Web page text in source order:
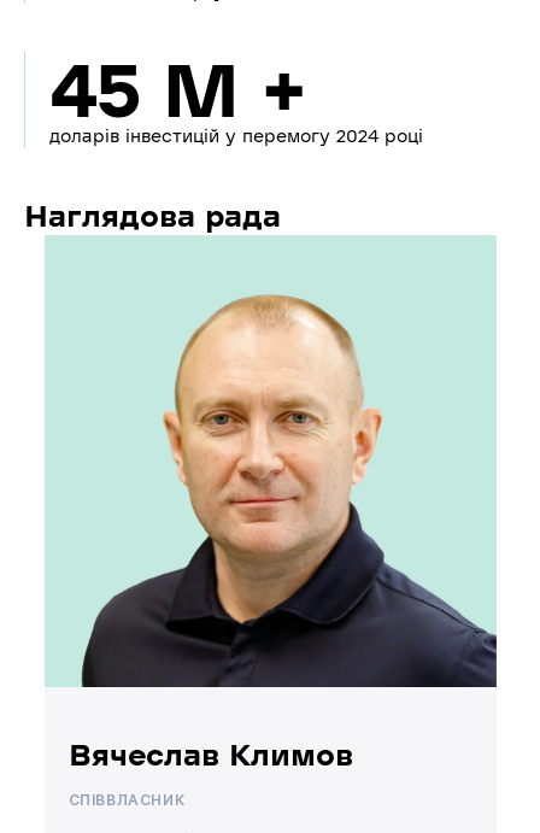
45 M +
доларів інвестицій у перемогу 2024 році
Наглядова рада
Вячеслав Климов
СПІВВЛАСНИК